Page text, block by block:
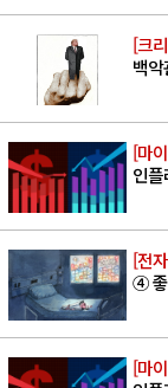
[크
백
[마
인
[전
④ 좋
[마